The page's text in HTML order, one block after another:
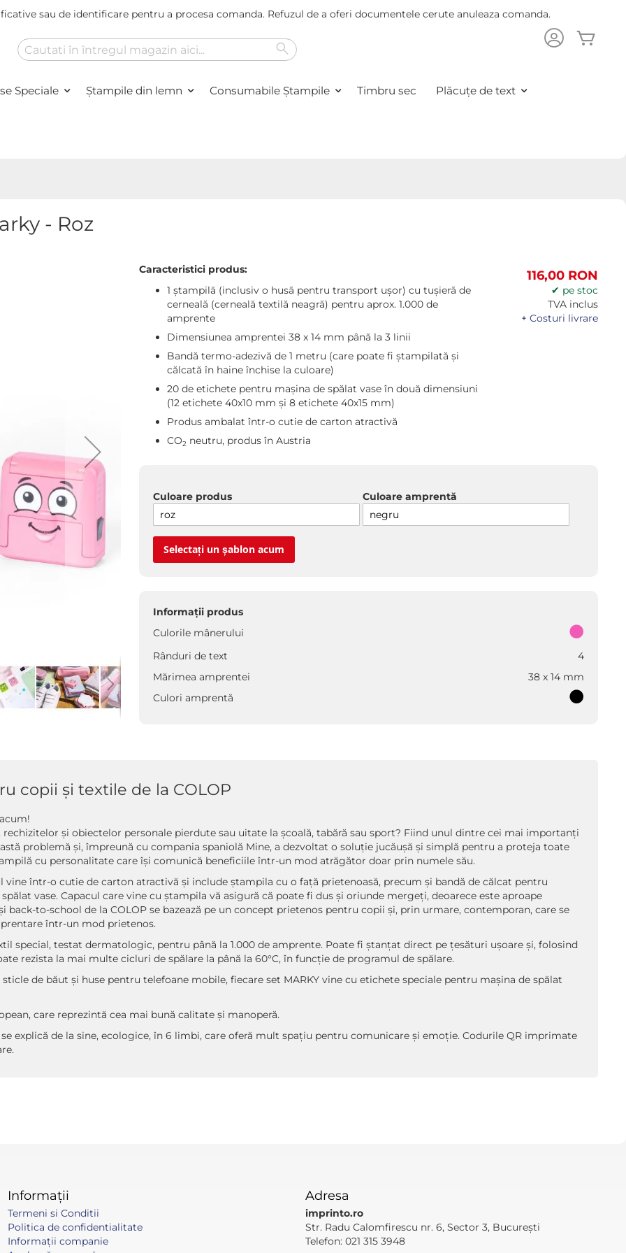
sau de identificare pentru a procesa comanda. Refuzul de a oferi documentele cerute anuleaza comanda.
Cautare
Speciale Ștampile din lemn Consumabile Ştampile Timbru sec Plăcuțe de text
- Roz
116,00 RON
✔ pe stoc
TVA inclus
+ Costuri livrare
Caracteristici produs:
1 ștampilă (inclusiv o husă pentru transport ușor) cu tușieră de
cerneală (cerneală textilă neagră) pentru aprox. 1.000 de
amprente
Dimensiunea amprentei 38 x 14 mm până la 3 linii
Bandă termo-adezivă de 1 metru (care poate fi ștampilată și
călcată în haine închise la culoare)
20 de etichete pentru mașina de spălat vase în două dimensiuni
(12 etichete 40x10 mm și 8 etichete 40x15 mm)
Produs ambalat într-o cutie de carton atractivă
CO2 neutru, produs în Austria
Culoare produs Culoare amprentă
Selectați un șablon acum
Informații produs
Culorile mânerului
Rânduri de text
4
Mărimea amprentei
38 x 14 mm
Culori amprentă
copii și textile de la COLOP
și obiectelor personale pierdute sau uitate la școală, tabără sau sport? Fiind unul dintre cei mai importanți
problemă și, împreună cu compania spaniolă Mine, a dezvoltat o soluție jucăușă și simplă pentru a proteja toate
cu personalitate care își comunică beneficiile într-un mod atrăgător doar prin numele său.
vine într-o cutie de carton atractivă și include ștampila cu o față prietenoasă, precum și bandă de călcat pentru
vase. Capacul care vine cu ștampila vă asigură că poate fi dus și oriunde mergeți, deoarece este aproape
to-school de la COLOP se bazează pe un concept prietenos pentru copii și, prin urmare, contemporan, care se
într-un mod prietenos.
special, testat dermatologic, pentru până la 1.000 de amprente. Poate fi ștanțat direct pe țesături ușoare și, folosind
rezista la mai multe cicluri de spălare la până la 60°C, în funcție de programul de spălare.
de băut și huse pentru telefoane mobile, fiecare set MARKY vine cu etichete speciale pentru mașina de spălat
care reprezintă cea mai bună calitate și manoperă.
explică de la sine, ecologice, în 6 limbi, care oferă mult spațiu pentru comunicare și emoție. Codurile QR imprimate
Informații
Termeni si Conditii
Politica de confidentialitate
Informaţii companie
Adresa
imprinto.ro
Str. Radu Calomfirescu nr. 6, Sector 3, București
Telefon: 021 315 3948